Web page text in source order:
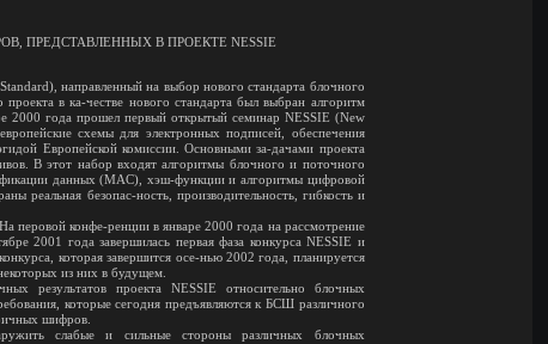
ПРЕДСТАВЛЕННЫХ В ПРОЕКТЕ NESSIE
направленный на выбор нового стандарта блочного
в ка-честве нового стандарта был выбран алгоритм
года прошел первый открытый семинар NESSIE (New
схемы для электронных подписей, обеспечения
Европейской комиссии. Основными за-дачами проекта
В этот набор входят алгоритмы блочного и поточного
данных (MAC), хэш-функции и алгоритмы цифровой
реальная безопас-ность, производительность, гибкость и
перовой конфе-ренции в январе 2000 года на рассмотрение
2001 года завершилась первая фаза конкурса NESSIE и
которая завершится осе-нью 2002 года, планируется
из них в будущем.
результатов проекта NESSIE относительно блочных
которые сегодня предъявляются к БСШ различного
шифров.
слабые и сильные стороны различных блочных